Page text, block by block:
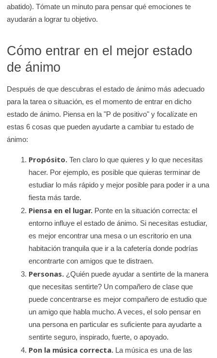
abatido). Tómate un minuto para pensar qué emociones te
ayudarán a lograr tu objetivo.
Cómo entrar en el mejor estado
de ánimo
Después de que descubras el estado de ánimo más adecuado
para la tarea o situación, es el momento de entrar en dicho
estado de ánimo. Piensa en la "P de positivo" y focalízate en
estas 6 cosas que pueden ayudarte a cambiar tu estado de
ánimo:
Propósito. Ten claro lo que quieres y lo que necesitas
hacer. Por ejemplo, es posible que quieras terminar de
estudiar lo más rápido y mejor posible para poder ir a una
fiesta más tarde.
Piensa en el lugar. Ponte en la situación correcta: el
entorno influye el estado de ánimo. Si necesitas estudiar,
es mejor encontrar una mesa o un escritorio en una
habitación tranquila que ir a la cafetería donde podrías
encontrarte con amigos que te distraen.
Personas. ¿Quién puede ayudar a sentirte de la manera
que necesitas sentirte? Un compañero de clase que
puede concentrarse es mejor compañero de estudio que
un amigo que habla mucho. A veces, el solo pensar en
una persona en particular es suficiente para ayudarte a
sentirte seguro, inspirado, fuerte, o apoyado.
Pon la música correcta. La música es una de las